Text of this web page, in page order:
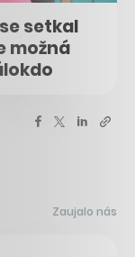
setkal
možná
Zaujalo nás